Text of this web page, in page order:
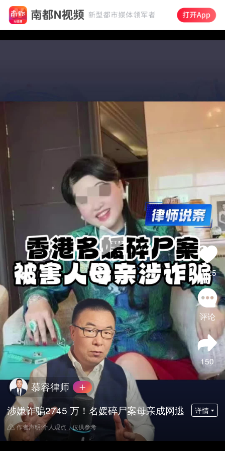
1025
评论
150
慕容律师
涉嫌诈骗2745 万！名媛碎尸案母亲成网逃
详情
作者声明:个人观点，仅供参考